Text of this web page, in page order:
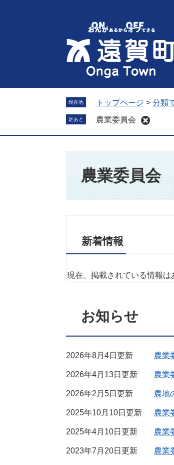
す
し
へ
現在地 トップページ > 分類
足あと 農業委員会
農業委員会
新着情報
現在、掲載されている情報は
お知らせ
2026年8月4日更新 農業
2026年4月13日更新 農業
2026年2月5日更新 農地
2025年10月10日更新 農業
2025年4月10日更新 農業
2023年7月20日更新 農業